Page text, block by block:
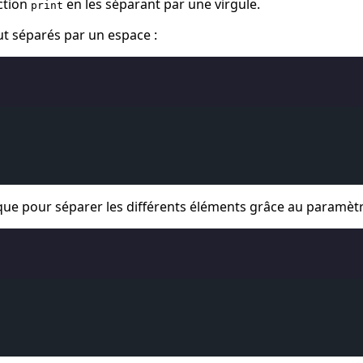
print en les séparant par une virgule.
séparés par un espace :
pour séparer les différents éléments grâce au